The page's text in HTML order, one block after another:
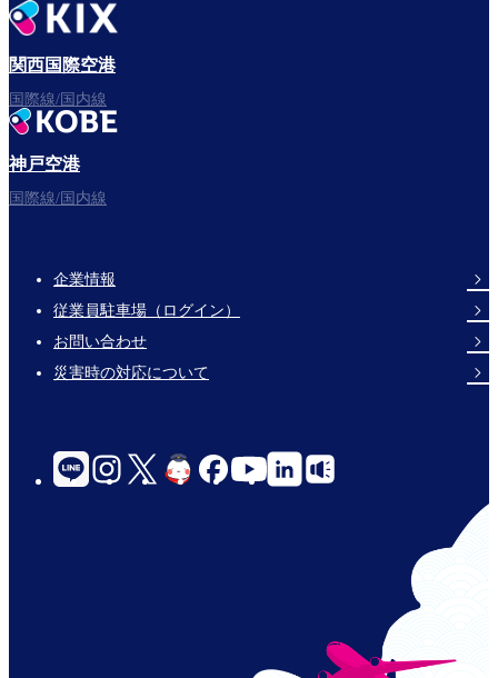
フライトをお楽しみください。
関西国際空港
国際線/国内線
神戸空港
国際線/国内線
Footer
Links
企業情報
従業員駐車場（ログイン）
お問い合わせ
災害時の対応について
social-
links-